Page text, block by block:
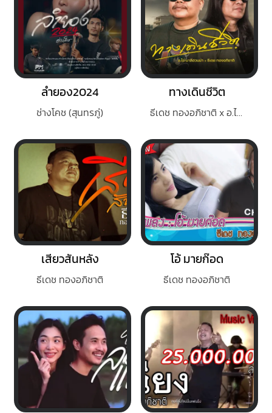
ลำยอง2024
ช่างโคช (สุนทรภู่)
ทางเดินชีวิต
ธีเดช ทองอภิชาติ x อ.ไข่ มาลีฮวนน่า
เสียวสันหลัง
ธีเดช ทองอภิชาติ
โอ้ มายก๊อด
ธีเดช ทองอภิชาติ